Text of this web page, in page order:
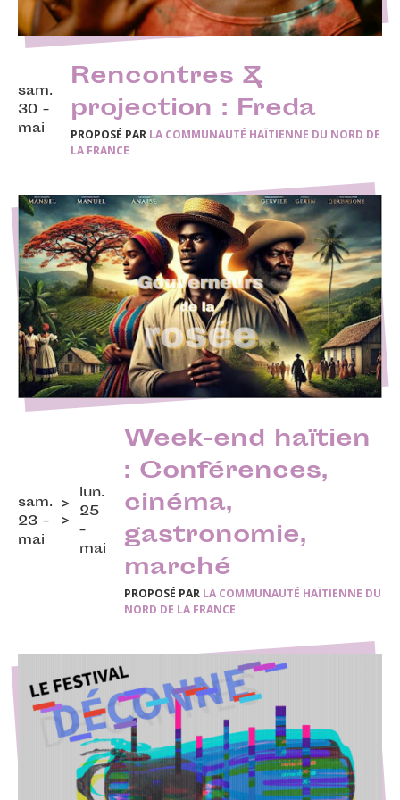
sam.
30 -
mai
Rencontres &
projection : Freda
PROPOSÉ PAR LA COMMUNAUTÉ HAÏTIENNE DU NORD DE
LA FRANCE
sam.
23 -
mai
lun.
25
-
mai
Week-end haïtien
: Conférences,
cinéma,
gastronomie,
marché
PROPOSÉ PAR LA COMMUNAUTÉ HAÏTIENNE DU
NORD DE LA FRANCE